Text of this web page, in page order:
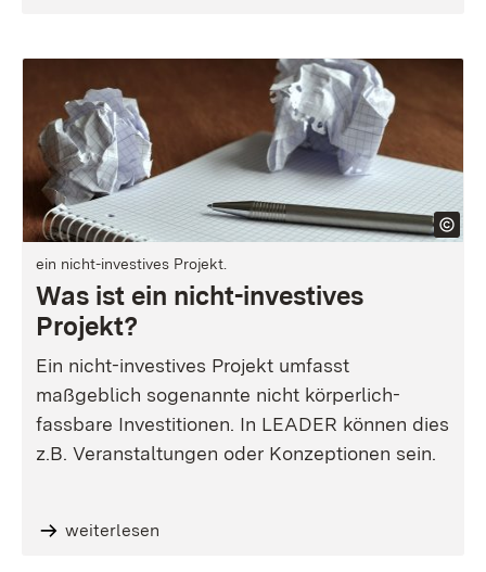
ein nicht-investives Projekt.
Was ist ein nicht-investives
Projekt?
Ein nicht-investives Projekt umfasst
maßgeblich sogenannte nicht körperlich-
fassbare Investitionen. In LEADER können dies
z.B. Veranstaltungen oder Konzeptionen sein.
weiterlesen